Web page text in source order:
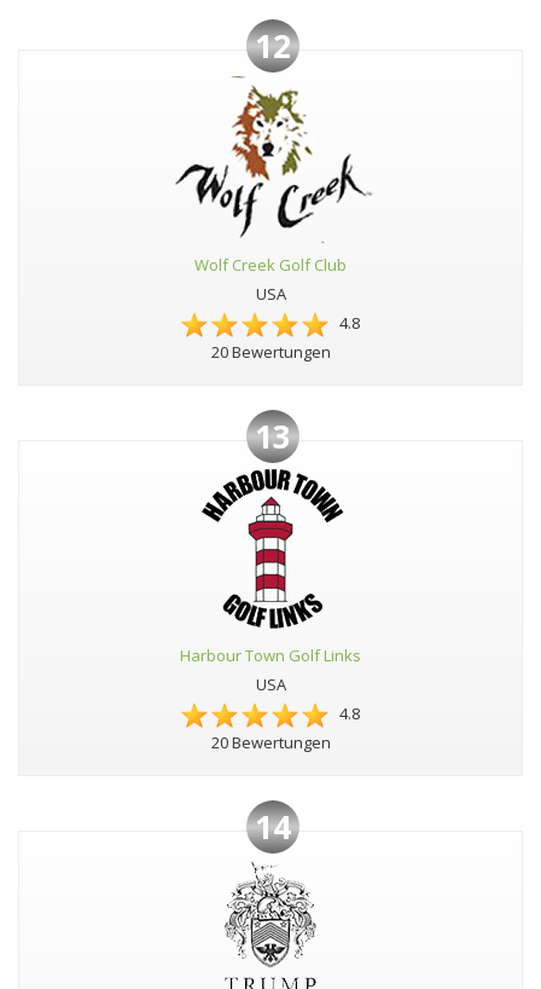
12
Wolf Creek Golf Club
USA
4.8
20 Bewertungen
13
Harbour Town Golf Links
USA
4.8
20 Bewertungen
14